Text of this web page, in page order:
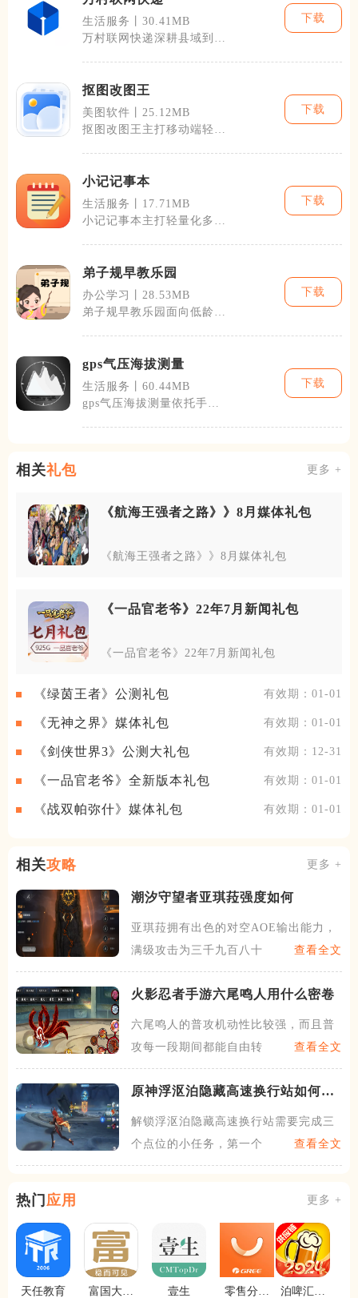
生活服务丨30.41MB
万村联网快递深耕县域到村
下载
抠图改图王
美图软件丨25.12MB
抠图改图王主打移动端轻量
下载
小记记事本
生活服务丨17.71MB
小记记事本主打轻量化多场
下载
弟子规早教乐园
办公学习丨28.53MB
弟子规早教乐园面向低龄儿
下载
gps气压海拔测量
生活服务丨60.44MB
gps气压海拔测量依托手机
下载
相关礼包 更多 +
《航海王强者之路》》8月媒体礼包
《航海王强者之路》》8月媒体礼包
《一品官老爷》22年7月新闻礼包
《一品官老爷》22年7月新闻礼包
《绿茵王者》公测礼包 有效期：01-01
《无神之界》媒体礼包 有效期：01-01
《剑侠世界3》公测大礼包 有效期：12-31
《一品官老爷》全新版本礼包 有效期：01-01
《战双帕弥什》媒体礼包 有效期：01-01
相关攻略 更多 +
潮汐守望者亚琪菈强度如何
亚琪菈拥有出色的对空AOE输出能力，
满级攻击为三千九百八十多
查看全文
火影忍者手游六尾鸣人用什么密卷
六尾鸣人的普攻机动性比较强，而且普
攻每一段期间都能自由转向，
查看全文
原神浮沤泊隐藏高速换行站如何解
解锁浮沤泊隐藏高速换行站需要完成三
个点位的小任务，第一个点位
查看全文
热门 应用 更多 +
天任教育
富国大通
壹生
零售分销
泊啤汇供